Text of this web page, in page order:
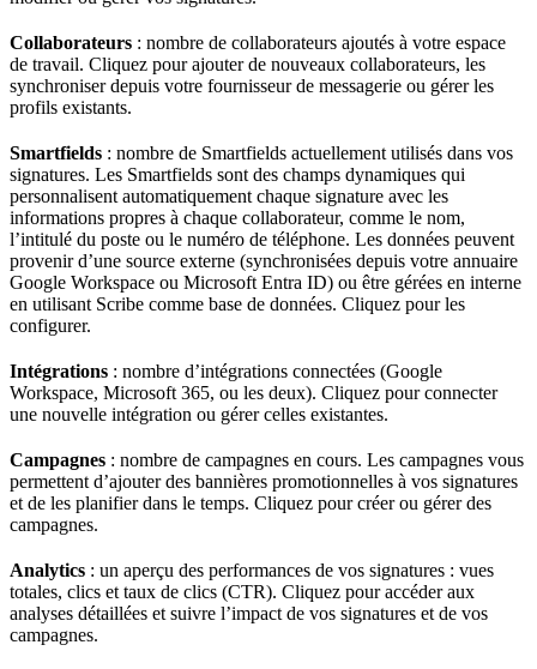
Collaborateurs : nombre de collaborateurs ajoutés à votre espace
de travail. Cliquez pour ajouter de nouveaux collaborateurs, les
synchroniser depuis votre fournisseur de messagerie ou gérer les
profils existants.
Smartfields : nombre de Smartfields actuellement utilisés dans vos
signatures. Les Smartfields sont des champs dynamiques qui
personnalisent automatiquement chaque signature avec les
informations propres à chaque collaborateur, comme le nom,
l’intitulé du poste ou le numéro de téléphone. Les données peuvent
provenir d’une source externe (synchronisées depuis votre annuaire
Google Workspace ou Microsoft Entra ID) ou être gérées en interne
en utilisant Scribe comme base de données. Cliquez pour les
configurer.
Intégrations : nombre d’intégrations connectées (Google
Workspace, Microsoft 365, ou les deux). Cliquez pour connecter
une nouvelle intégration ou gérer celles existantes.
Campagnes : nombre de campagnes en cours. Les campagnes vous
permettent d’ajouter des bannières promotionnelles à vos signatures
et de les planifier dans le temps. Cliquez pour créer ou gérer des
campagnes.
Analytics : un aperçu des performances de vos signatures : vues
totales, clics et taux de clics (CTR). Cliquez pour accéder aux
analyses détaillées et suivre l’impact de vos signatures et de vos
campagnes.